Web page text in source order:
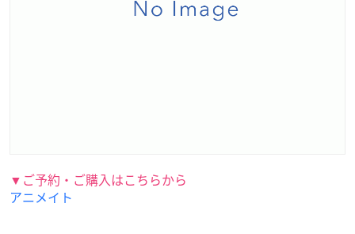
▼ご予約・ご購入はこちらから
アニメイト